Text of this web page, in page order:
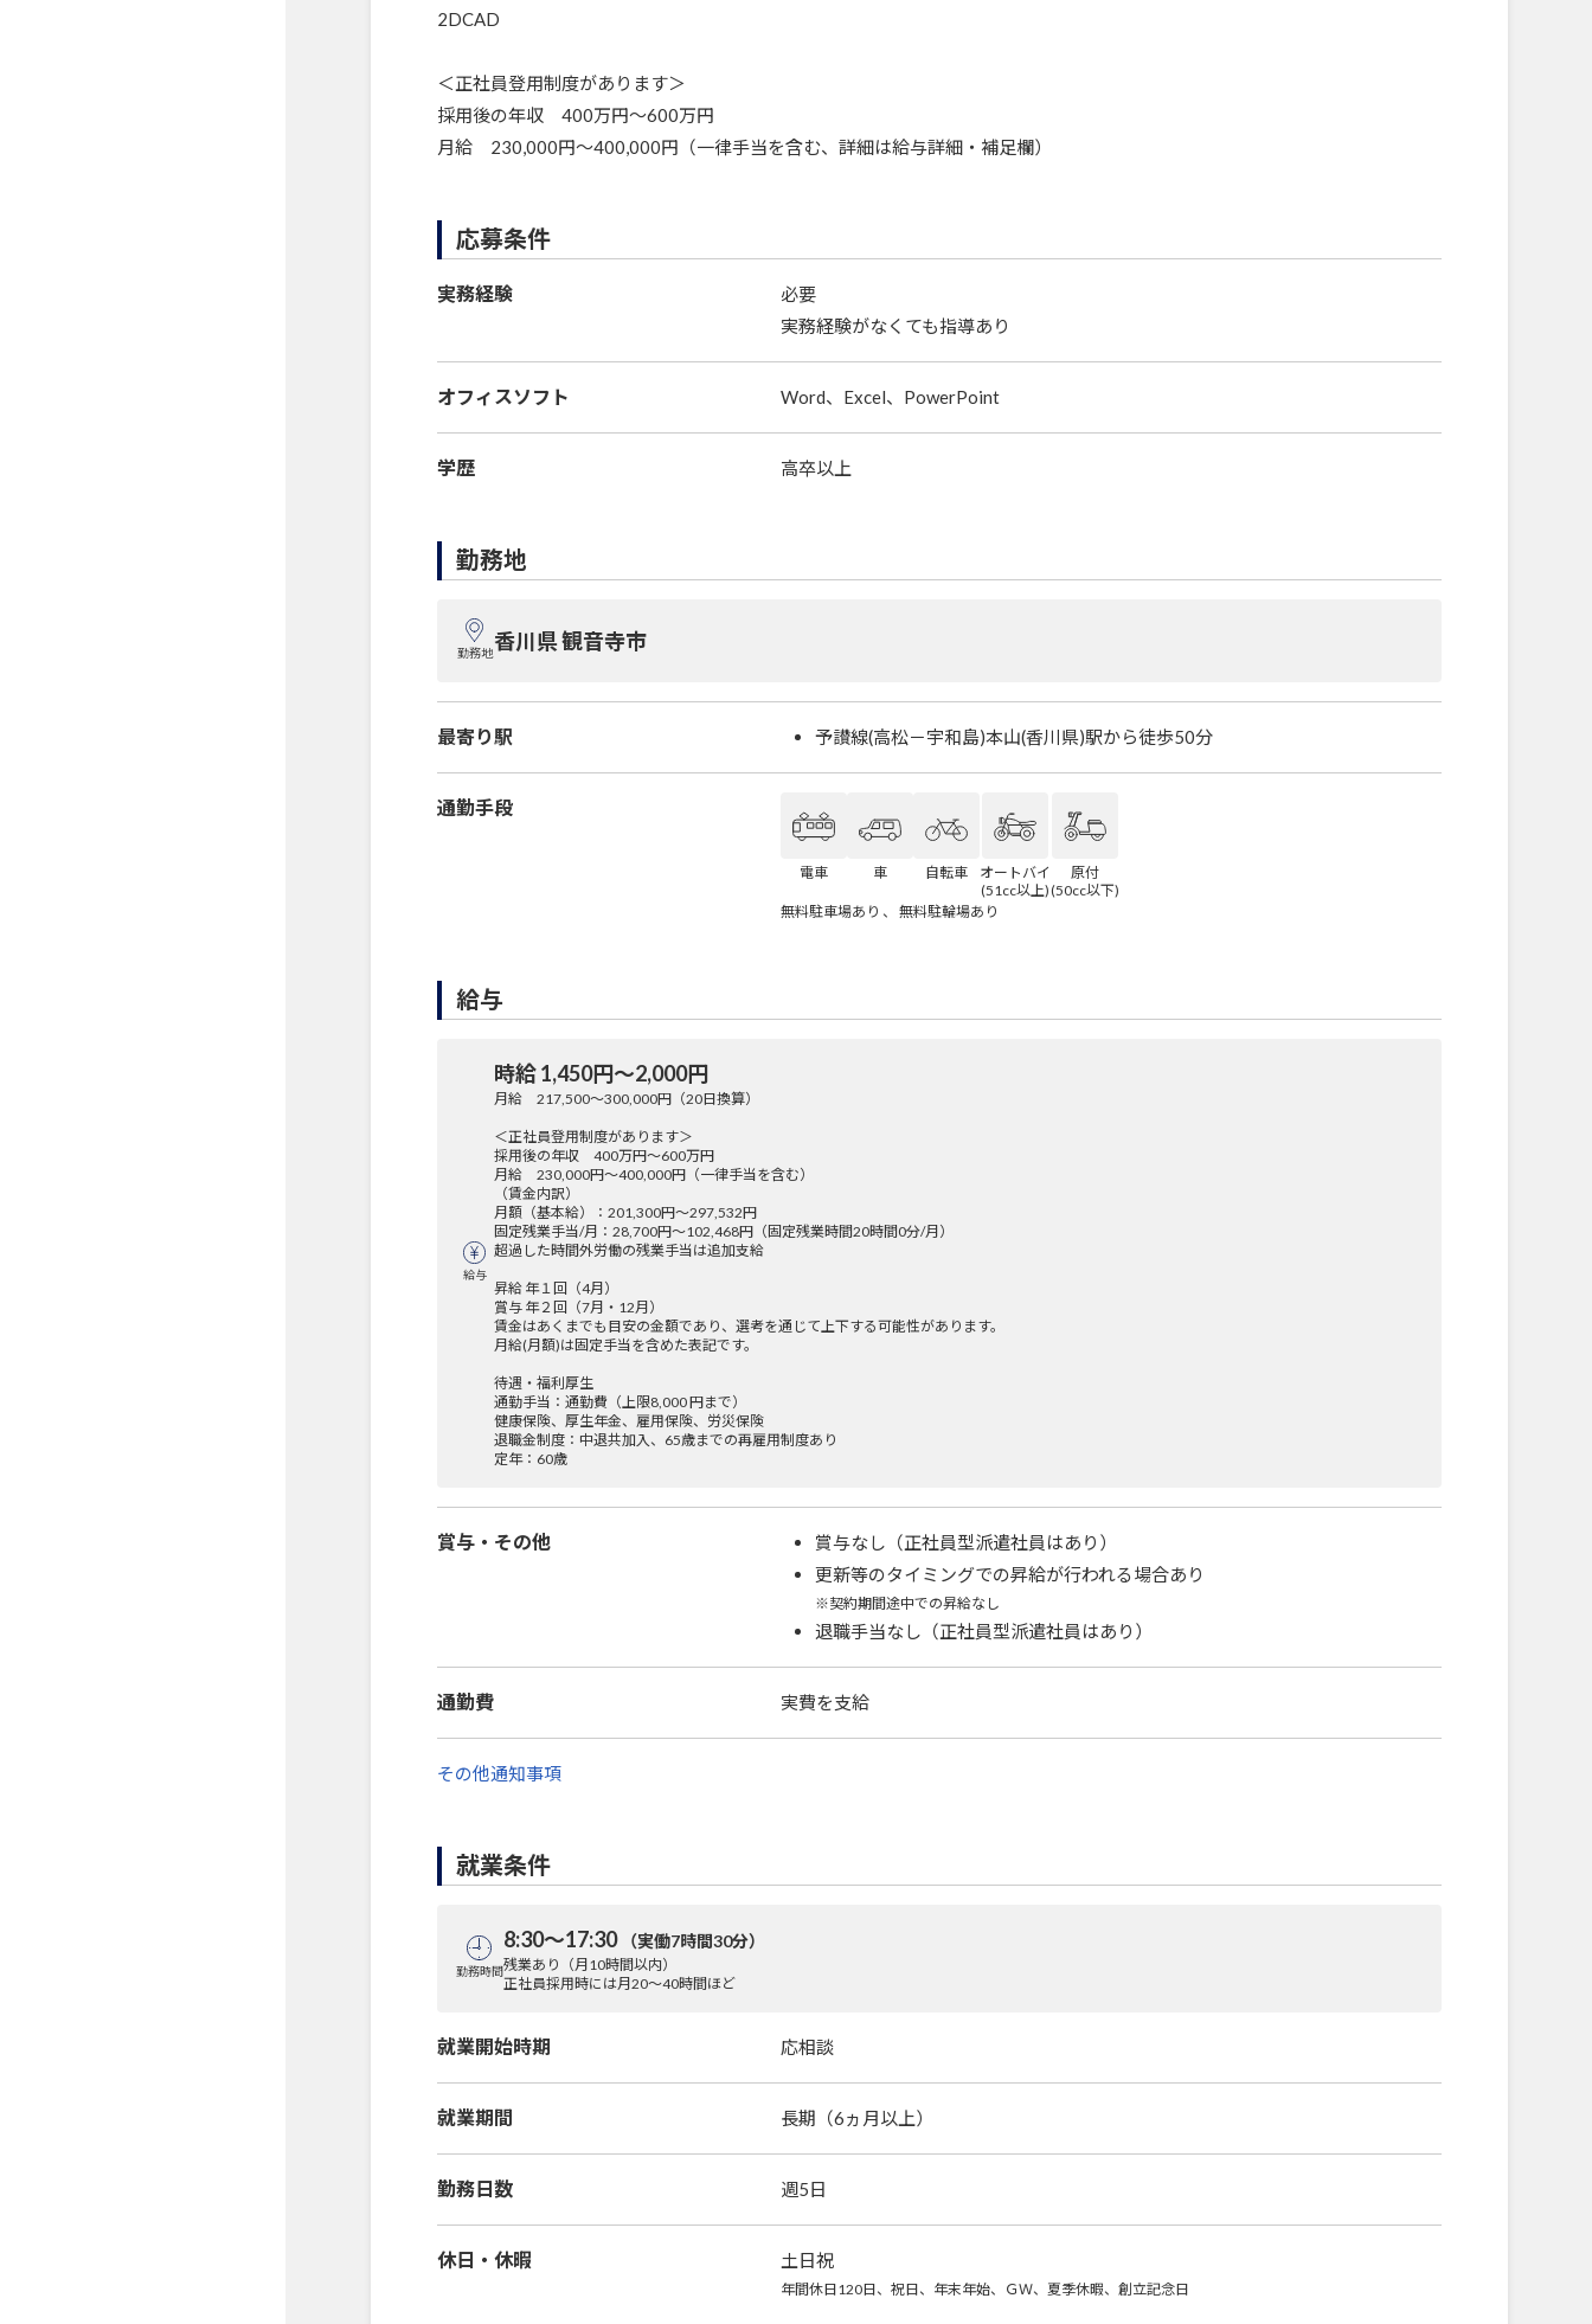
2DCAD
＜正社員登用制度があります＞
採用後の年収 400万円～600万円
月給 230,000円～400,000円（一律手当を含む、詳細は給与詳細・補足欄）
応募条件
実務経験
必要
実務経験がなくても指導あり
オフィスソフト Word、Excel、PowerPoint
学歴 高卒以上
勤務地
勤務地香川県 観音寺市
最寄り駅 予讃線(高松－宇和島)本山(香川県)駅から徒歩50分
通勤手段
電車 車 自転車
オートバイ
(51cc以上)
原付
(50cc以下)
無料駐車場あり 、 無料駐輪場あり
給与
給与
時給 1,450円〜2,000円
月給 217,500～300,000円（20日換算）
＜正社員登用制度があります＞
採用後の年収 400万円～600万円
月給 230,000円～400,000円（一律手当を含む）
（賃金内訳）
月額（基本給）：201,300円～297,532円
固定残業手当/月：28,700円～102,468円（固定残業時間20時間0分/月）
超過した時間外労働の残業手当は追加支給
昇給 年１回（4月）
賞与 年２回（7月・12月）
賃金はあくまでも目安の金額であり、選考を通じて上下する可能性があります。
月給(月額)は固定手当を含めた表記です。
待遇・福利厚生
通勤手当：通勤費（上限8,000 円まで）
健康保険、厚生年金、雇用保険、労災保険
退職金制度：中退共加入、65歳までの再雇用制度あり
定年：60歳
賞与・その他
賞与なし（正社員型派遣社員はあり）
更新等のタイミングでの昇給が行われる場合あり
※契約期間途中での昇給なし
退職手当なし（正社員型派遣社員はあり）
通勤費 実費を支給
その他通知事項
就業条件
勤務時間
8:30～17:30 （実働7時間30分）
残業あり（月10時間以内）
正社員採用時には月20～40時間ほど
就業開始時期 応相談
就業期間 長期（6ヵ月以上）
勤務日数 週5日
休日・休暇 土日祝
年間休日120日、祝日、年末年始、ＧＷ、夏季休暇、創立記念日